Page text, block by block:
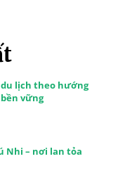
lịch theo hướng
vững
Nhi – nơi lan tỏa